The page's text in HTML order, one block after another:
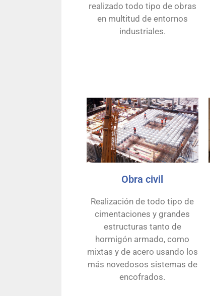
realizado todo tipo de obras
en multitud de entornos
industriales.
Obra civil
Realización de todo tipo de
cimentaciones y grandes
estructuras tanto de
hormigón armado, como
mixtas y de acero usando los
más novedosos sistemas de
encofrados.